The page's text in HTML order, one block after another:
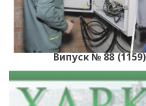
Випуск № 88 (1159)